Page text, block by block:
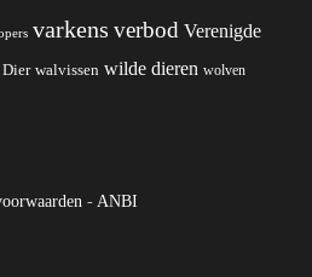
varkens verbod Verenigde
Dier walvissen wilde dieren wolven
- ANBI